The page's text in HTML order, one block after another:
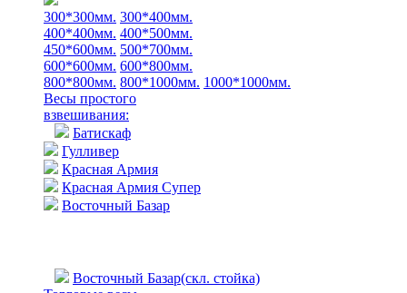
300*300мм. 300*400мм.
400*400мм. 400*500мм.
450*600мм. 500*700мм.
600*600мм. 600*800мм.
800*800мм. 800*1000мм. 1000*1000мм.
Весы простого
взвешивания:
Батискаф
Гулливер
Красная Армия
Красная Армия Супер
Восточный Базар
Восточный Базар(скл. стойка)